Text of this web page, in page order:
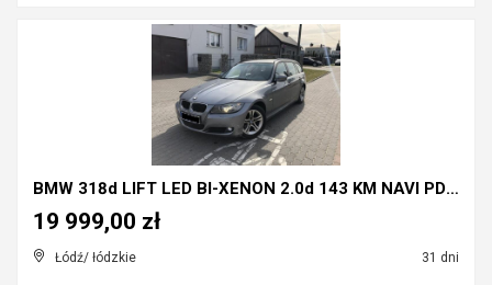
BMW 318d LIFT LED BI-XENON 2.0d 143 KM NAVI PDC PÓ...
Łódź/ łódzkie 31 dni
19 999,00 zł